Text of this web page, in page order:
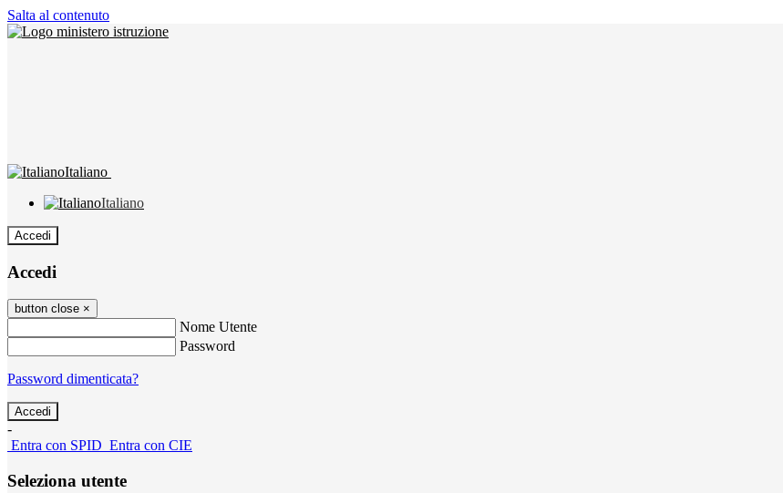
Salta al contenuto
Italiano
Italiano
Accedi
Accedi
button close ×
Nome Utente
Password
Password dimenticata?
-
Entra con SPID Entra con CIE
Seleziona utente